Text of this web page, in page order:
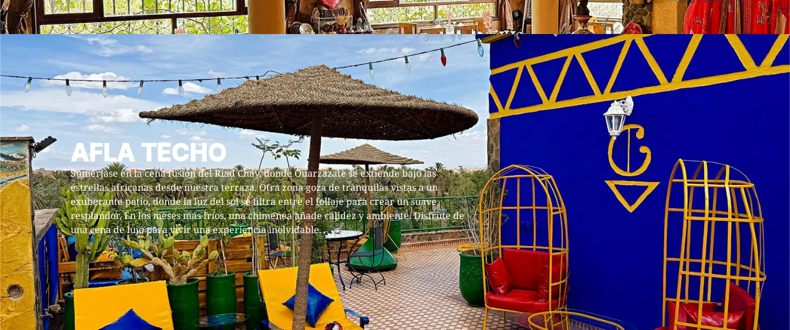
AFLA TECHO
Sumérjase en la cena fusión del Riad Chay, donde Ouarzazate se extiende bajo las
estrellas africanas desde nuestra terraza. Otra zona goza de tranquilas vistas a un
exuberante patio, donde la luz del sol se filtra entre el follaje para crear un suave
resplandor. En los meses más fríos, una chimenea añade calidez y ambiente. Disfrute de
una cena de lujo para vivir una experiencia inolvidable.